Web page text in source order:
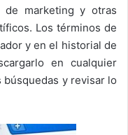
de marketing y otras
Los términos de
y en el historial de
en cualquier
y revisar lo